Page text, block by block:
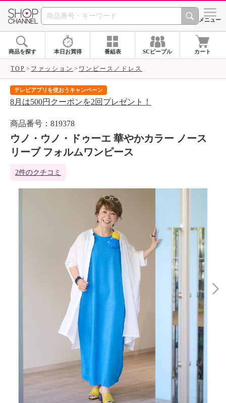
SHOP CHANNEL シメニュー
商品を探す 本日お買得 番組表 SCピープル カート
TOP ファッション ワンピース／ドレス
テレビアプリを使おうキャンペーン
8月は500円クーポンを2回プレゼント！
商品番号：819378
ウノ・ウノ・ドゥーエ 華やかカラー ノース
リーブ フォルムワンピース
2件のクチコミ